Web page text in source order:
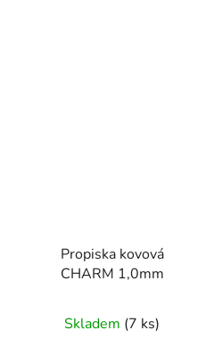
Propiska kovová
CHARM 1,0mm
Skladem (7 ks)